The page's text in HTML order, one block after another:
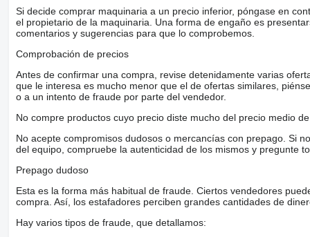
Si decide comprar maquinaria a un precio inferior, póngase en
el propietario de la maquinaria. Una forma de engaño es
comentarios y sugerencias para que lo comprobemos.
Comprobación de precios
Antes de confirmar una compra, revise detenidamente varias
que le interesa es mucho menor que el de ofertas similares,
o a un intento de fraude por parte del vendedor.
No compre productos cuyo precio diste mucho del precio medio
No acepte compromisos dudosos o mercancías con prepago. Si
del equipo, compruebe la autenticidad de los mismos y pregunte
Prepago dudoso
Esta es la forma más habitual de fraude. Ciertos vendedores
compra. Así, los estafadores perciben grandes cantidades de
Hay varios tipos de fraude, que detallamos: